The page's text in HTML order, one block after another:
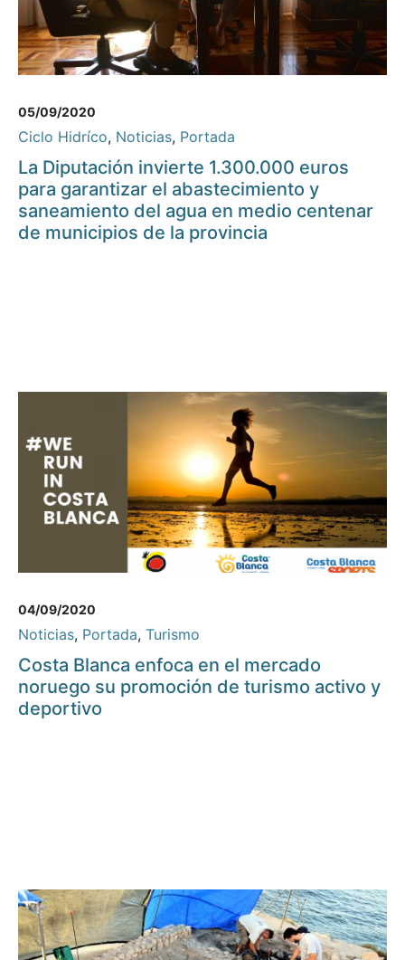
05/09/2020
Ciclo Hidríco, Noticias, Portada
La Diputación invierte 1.300.000 euros
para garantizar el abastecimiento y
saneamiento del agua en medio centenar
de municipios de la provincia
04/09/2020
Noticias, Portada, Turismo
Costa Blanca enfoca en el mercado
noruego su promoción de turismo activo y
deportivo